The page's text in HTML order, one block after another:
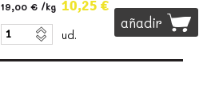
19,00 € /kg 10,25 €
ud.
añadir